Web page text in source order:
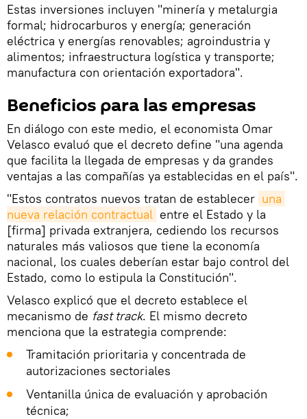
Estas inversiones incluyen "minería y metalurgia
formal; hidrocarburos y energía; generación
eléctrica y energías renovables; agroindustria y
alimentos; infraestructura logística y transporte;
manufactura con orientación exportadora".
Beneficios para las empresas
En diálogo con este medio, el economista Omar
Velasco evaluó que el decreto define "una agenda
que facilita la llegada de empresas y da grandes
ventajas a las compañías ya establecidas en el país".
"Estos contratos nuevos tratan de establecer una
nueva relación contractual entre el Estado y la
[firma] privada extranjera, cediendo los recursos
naturales más valiosos que tiene la economía
nacional, los cuales deberían estar bajo control del
Estado, como lo estipula la Constitución".
Velasco explicó que el decreto establece el
mecanismo de fast track. El mismo decreto
menciona que la estrategia comprende:
Tramitación prioritaria y concentrada de
autorizaciones sectoriales
Ventanilla única de evaluación y aprobación
técnica;